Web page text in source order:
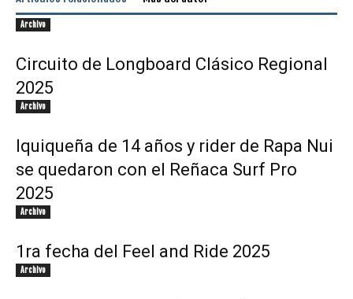
Archivo
Circuito de Longboard Clásico Regional
2025
Archivo
Iquiqueña de 14 años y rider de Rapa Nui
se quedaron con el Reñaca Surf Pro
2025
Archivo
1ra fecha del Feel and Ride 2025
Archivo